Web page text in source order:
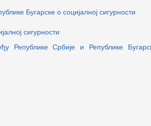
Бугарске о социјалној сигурности
сигурности
Републике Србије и Републике